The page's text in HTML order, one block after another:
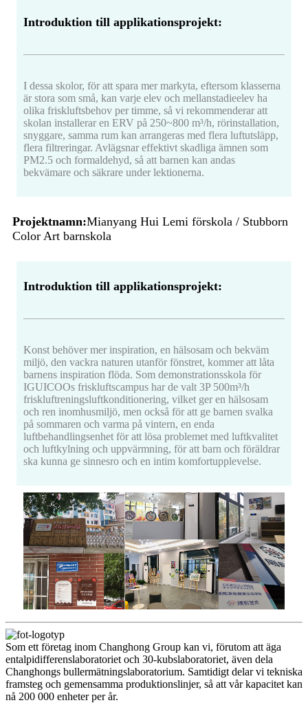
Introduktion till applikationsprojekt:
I dessa skolor, för att spara mer markyta, eftersom klasserna
är stora som små, kan varje elev och mellanstadieelev ha
olika friskluftsbehov per timme, så vi rekommenderar att
skolan installerar en ERV på 250~800 m³/h, rörinstallation,
snyggare, samma rum kan arrangeras med flera luftutsläpp,
flera filtreringar. Avlägsnar effektivt skadliga ämnen som
PM2.5 och formaldehyd, så att barnen kan andas
bekvämare och säkrare under lektionerna.
Projektnamn:Mianyang Hui Lemi förskola / Stubborn
Color Art barnskola
Introduktion till applikationsprojekt:
Konst behöver mer inspiration, en hälsosam och bekväm
miljö, den vackra naturen utanför fönstret, kommer att låta
barnens inspiration flöda. Som demonstrationsskola för
IGUICOOs friskluftscampus har de valt 3P 500m³/h
friskluftreningsluftkonditionering, vilket ger en hälsosam
och ren inomhusmiljö, men också för att ge barnen svalka
på sommaren och varma på vintern, en enda
luftbehandlingsenhet för att lösa problemet med luftkvalitet
och luftkylning och uppvärmning, för att barn och föräldrar
ska kunna ge sinnesro och en intim komfortupplevelse.
Som ett företag inom Changhong Group kan vi, förutom att äga
entalpidifferenslaboratoriet och 30-kubslaboratoriet, även dela
Changhongs bullermätningslaboratorium. Samtidigt delar vi tekniska
framsteg och gemensamma produktionslinjer, så att vår kapacitet kan
nå 200 000 enheter per år.